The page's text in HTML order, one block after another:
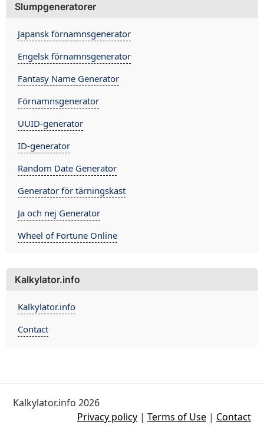
Slumpgeneratorer
Japansk förnamnsgenerator
Engelsk förnamnsgenerator
Fantasy Name Generator
Förnamnsgenerator
UUID-generator
ID-generator
Random Date Generator
Generator för tärningskast
Ja och nej Generator
Wheel of Fortune Online
Kalkylator.info
Kalkylator.info
Contact
Kalkylator.info 2026
Privacy policy | Terms of Use | Contact